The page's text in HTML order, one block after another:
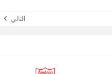
التالي